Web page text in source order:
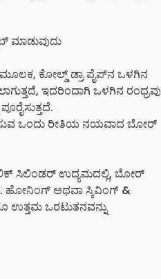
ಮಾಡುವುದು
ಕೋಲ್ಡ್ ಡ್ರಾ ಪೈಪ್‌ನ ಒಳಗಿನ
ಇದರಿಂದಾಗಿ ಒಳಗಿನ ರಂಧ್ರವು
ಒಂದು ರೀತಿಯ ನಯವಾದ ಬೋರ್
ಸಿಲಿಂಡರ್ ಉದ್ಯಮದಲ್ಲಿ, ಬೋರ್
ಹೋನಿಂಗ್ ಅಥವಾ ಸ್ಕಿವಿಂಗ್ &
ಉತ್ತಮ ಒರಟುತನವನ್ನು